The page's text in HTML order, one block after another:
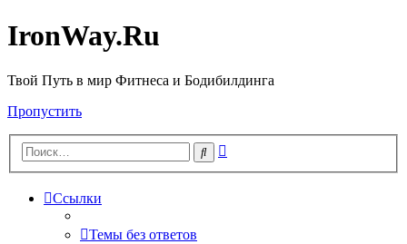
IronWay.Ru
Твой Путь в мир Фитнеса и Бодибилдинга
Пропустить
Поиск
Ссылки
Темы без ответов